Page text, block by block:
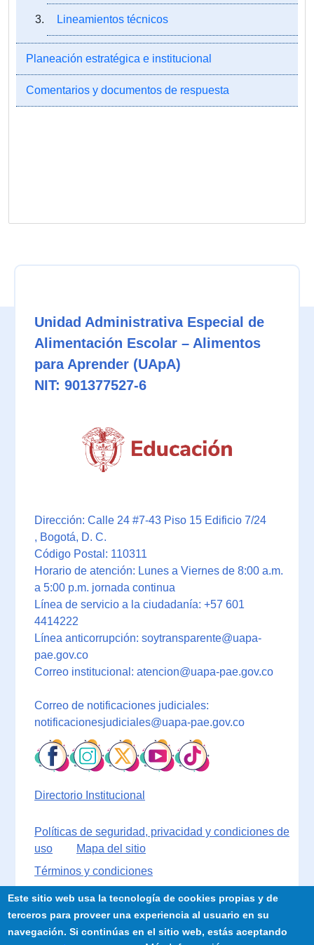
Lineamientos técnicos
Planeación estratégica e institucional
Comentarios y documentos de respuesta
Unidad Administrativa Especial de
Alimentación Escolar – Alimentos
para Aprender (UApA)
NIT: 901377527-6
Dirección: Calle 24 #7-43 Piso 15 Edificio 7/24
, Bogotá, D. C.
Código Postal: 110311
Horario de atención: Lunes a Viernes de 8:00 a.m.
a 5:00 p.m. jornada continua
Línea de servicio a la ciudadanía: +57 601
4414222
Línea anticorrupción: soytransparente@uapa-
pae.gov.co
Correo institucional: atencion@uapa-pae.gov.co
Correo de notificaciones judiciales:
notificacionesjudiciales@uapa-pae.gov.co
Directorio Institucional
Políticas de seguridad, privacidad y condiciones de
uso
Mapa del sitio
Términos y condiciones
Este sitio web usa la tecnología de cookies propias y de
terceros para proveer una experiencia al usuario en su
navegación. Si continúas en el sitio web, estás aceptando